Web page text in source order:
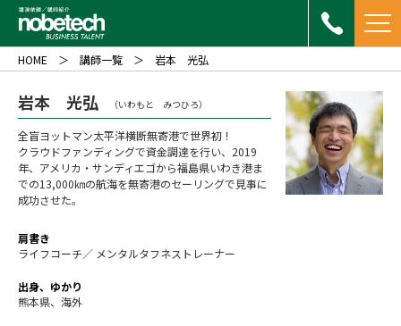
HOME 講師一覧 岩本 光弘
岩本 光弘 （いわもと みつひろ）
全盲ヨットマン太平洋横断無寄港で世界初！
クラウドファンディングで資金調達を行い、2019
年、アメリカ・サンディエゴから福島県いわき港ま
での13,000㎞の航海を無寄港のセーリングで見事に
成功させた。
肩書き
ライフコーチ／ メンタルタフネストレーナー
出身、ゆかり
熊本県、海外